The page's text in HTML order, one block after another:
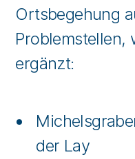
Ortsbegehung
Problemstellen,
ergänzt:
der Lay